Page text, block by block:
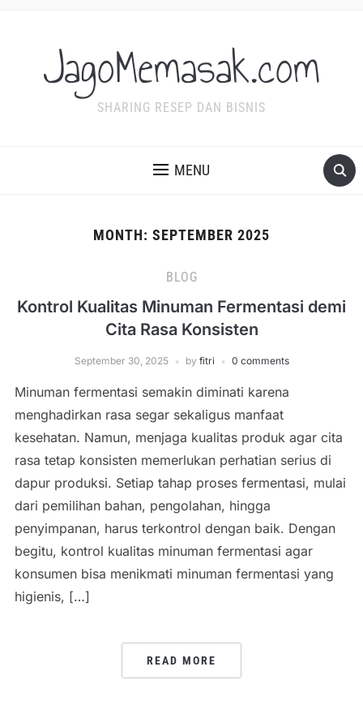
JagoMemasak.com
SHARING RESEP DAN BISNIS
MENU
MONTH: SEPTEMBER 2025
BLOG
Kontrol Kualitas Minuman Fermentasi demi
Cita Rasa Konsisten
September 30, 2025 by fitri 0 comments
Minuman fermentasi semakin diminati karena
menghadirkan rasa segar sekaligus manfaat
kesehatan. Namun, menjaga kualitas produk agar cita
rasa tetap konsisten memerlukan perhatian serius di
dapur produksi. Setiap tahap proses fermentasi, mulai
dari pemilihan bahan, pengolahan, hingga
penyimpanan, harus terkontrol dengan baik. Dengan
begitu, kontrol kualitas minuman fermentasi agar
konsumen bisa menikmati minuman fermentasi yang
higienis, […]
READ MORE